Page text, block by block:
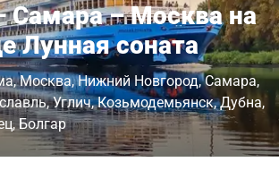
Самара – Москва на
Лунная соната
Москва Нижний Новгород Самара
Углич Козьмодемьянск Дубна
Болгар